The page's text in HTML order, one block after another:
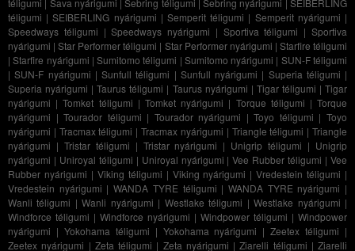
téligumi |SEIBERLING nyárigumi |Semperit téligumi | Semperit nyárigumi |
Speedways téligumi |Speedways nyárigumi | Sportiva téligumi |Sportiva
nyárigumi |Star Performer téligumi | Star Performer nyárigumi | Starfire téligumi
|Starfire nyárigumi |Sumitomo téligumi | Sumitomo nyárigumi | SUN-F téligumi
|SUN-F nyárigumi | Sunfull téligumi | Sunfull nyárigumi | Superia téligumi |
Superia nyárigumi |Taurus téligumi | Taurus nyárigumi | Tigar téligumi |Tigar
nyárigumi |Tomket téligumi | Tomket nyárigumi | Torque téligumi |Torque
nyárigumi |Tourador téligumi | Tourador nyárigumi |Toyo téligumi |Toyo
nyárigumi | Tracmax téligumi |Tracmax nyárigumi | Triangle téligumi |Triangle
nyárigumi | Tristar téligumi | Tristar nyárigumi | Unigrip téligumi | Unigrip
nyárigumi | Uniroyal téligumi | Uniroyal nyárigumi |Vee Rubber téligumi |Vee
Rubber nyárigumi | Viking téligumi | Viking nyárigumi |Vredestein téligumi |
Vredestein nyárigumi |WANDA TYRE téligumi | WANDA TYRE nyárigumi |
Wanli téligumi |Wanli nyárigumi | Westlake téligumi |Westlake nyárigumi |
Windforce téligumi | Windforce nyárigumi | Windpower téligumi | Windpower
nyárigumi | Yokohama téligumi | Yokohama nyárigumi |Zeetex téligumi |
Zeetex nyárigumi | Zeta téligumi | Zeta nyárigumi |Ziarelli téligumi | Ziarelli